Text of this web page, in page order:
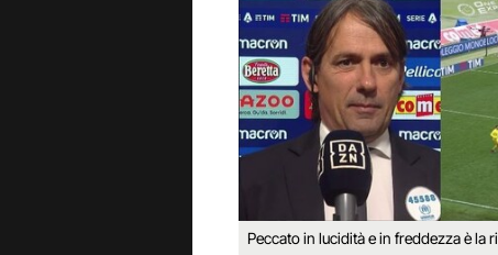
Peccato in lucidità e in freddezza è la